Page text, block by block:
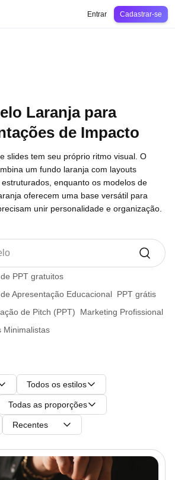
Educação
Entrar Cadastrar-se
Laranja para
de Impacto
slides tem seu próprio ritmo visual. O
um fundo laranja com layouts
enquanto os modelos de
oferecem uma base versátil para
unir personalidade e organização.
PPT gratuitos
Apresentação Educacional PPT grátis
de Pitch (PPT)
Marketing Profissional
Minimalistas
Todos os estilos
Todas as proporções
Recentes